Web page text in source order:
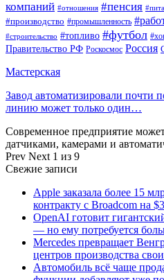
компаний #отношения #пенсия
#производство #промышленность
#строительство #топливо #футбол
Правительство РФ Роскосмос Россия
Мастерская
Завод автоматизировали почти
линию может только один…
Современное предприятие
датчиками, камерами и
Prev Next 1 из 9
Свежие записи
Apple заказала более 15
контракту с Broadcom на
OpenAI готовит
— но ему потребуется
Mercedes превращает
центров производства
Автомобиль всё чаще